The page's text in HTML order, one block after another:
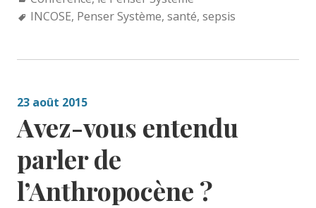
Tags:
INCOSE, Penser Système, santé, sepsis
23 août 2015
Avez-vous entendu
parler de
l’Anthropocène ?